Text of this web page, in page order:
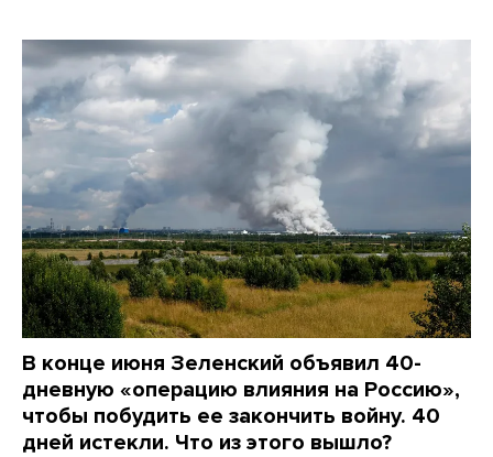
В конце июня Зеленский объявил 40-
дневную «операцию влияния на Россию»,
чтобы побудить ее закончить войну. 40
дней истекли. Что из этого вышло?